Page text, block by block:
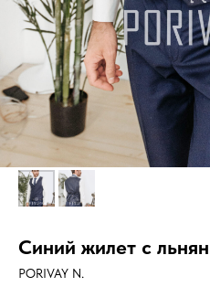
Синий жилет с
PORIVAY N.